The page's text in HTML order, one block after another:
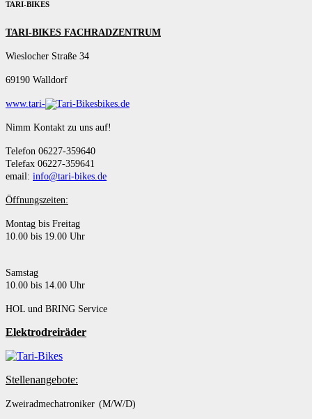
TARI-BIKES
TARI-BIKES FACHRADZENTRUM
Wieslocher Straße 34
69190 Walldorf
www.tari- bikes.de
Nimm Kontakt zu uns auf!
Telefon 06227-359640
Telefax 06227-359641
email: info@tari-bikes.de
Öffnungszeiten:
Montag bis Freitag
10.00 bis 19.00 Uhr
Samstag
10.00 bis 14.00 Uhr
HOL und BRING Service
Elektrodreiräder
Stellenangebote:
Zweiradmechatroniker (M/W/D)